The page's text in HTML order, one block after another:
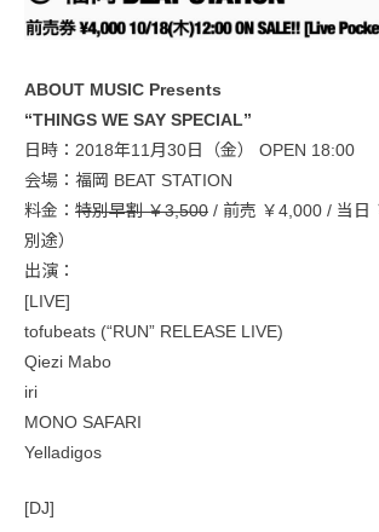
ABOUT MUSIC Presents
“THINGS WE SAY SPECIAL”
日時：2018年11月30日（金） OPEN 18:00
会場：福岡 BEAT STATION
料金： 特別早割 ￥3,500 / 前売 ￥4,000 / 当日
別途）
出演：
[LIVE]
tofubeats (“RUN” RELEASE LIVE)
Qiezi Mabo
iri
MONO SAFARI
Yelladigos
[DJ]